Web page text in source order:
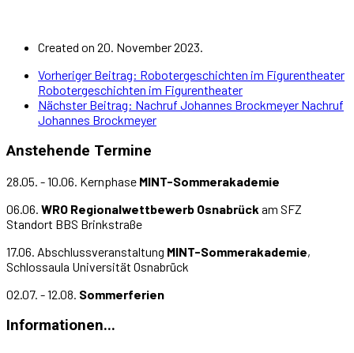
Created on 20. November 2023.
Vorheriger Beitrag: Robotergeschichten im Figurentheater
Robotergeschichten im Figurentheater
Nächster Beitrag: Nachruf Johannes Brockmeyer Nachruf
Johannes Brockmeyer
Anstehende Termine
28.05. - 10.06. Kernphase MINT-Sommerakademie
06.06. WRO Regionalwettbewerb Osnabrück am SFZ
Standort BBS Brinkstraße
17.06. Abschlussveranstaltung MINT-Sommerakademie,
Schlossaula Universität Osnabrück
02.07. - 12.08. Sommerferien
Informationen...